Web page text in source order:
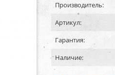
Производитель:
Артикул:
Гарантия:
Наличие: